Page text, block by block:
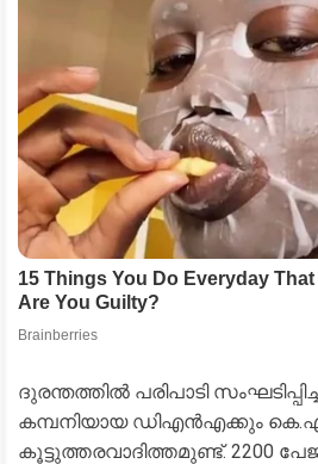
ദുരന്തത്തിൽ പരിപാടി
കമ്പനിയായ ഡിഎൻഎക്കും
കൂട്ടുത്തരവാദിത്തമുണ്ട്. 2200